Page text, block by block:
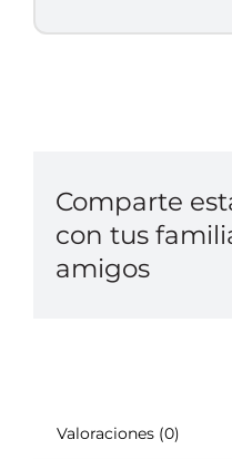
Comparte
con tus
amigos
Valoraciones (0)